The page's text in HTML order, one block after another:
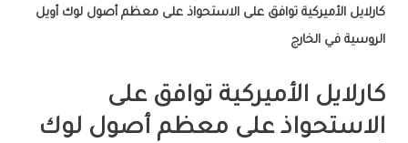
كارلايل الأميركية توافق على الاستحواذ على معظم أصول لوك أويل
الروسية في الخارج
كارلايل الأميركية توافق على
الاستحواذ على معظم أصول لوك